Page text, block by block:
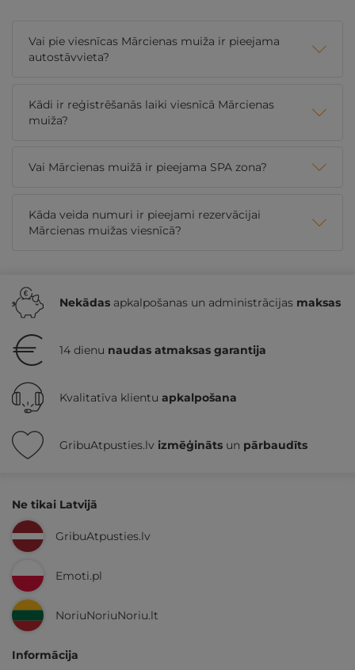
Vai pie viesnīcas Mārcienas muiža ir pieejama
autostāvvieta?
Kādi ir reģistrēšanās laiki viesnīcā Mārcienas
muiža?
Vai Mārcienas muižā ir pieejama SPA zona?
Kāda veida numuri ir pieejami rezervācijai
Mārcienas muižas viesnīcā?
Nekādas apkalpošanas un administrācijas maksas
14 dienu naudas atmaksas garantija
Kvalitatīva klientu apkalpošana
GribuAtpusties.lv izmēģināts un pārbaudīts
Ne tikai Latvijā
GribuAtpusties.lv
Emoti.pl
NoriuNoriuNoriu.lt
Informācija